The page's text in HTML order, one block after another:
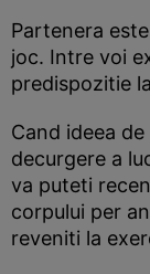
Partenera
joc. Intre voi
predispozitie
Cand ideea
decurgere a
va puteti
corpului per
reveniti la